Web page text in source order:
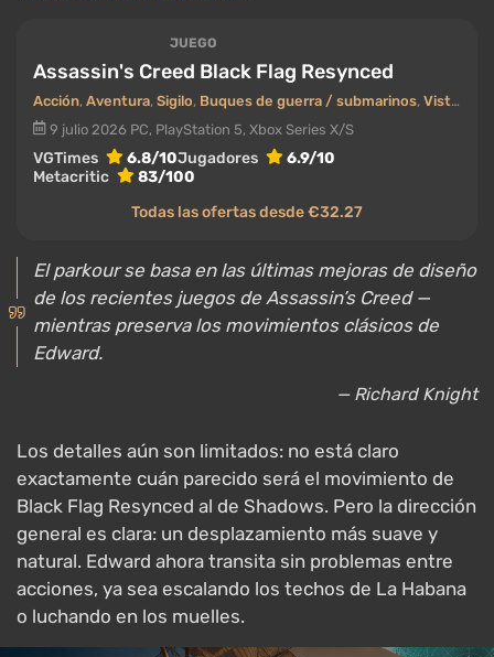
JUEGO
Assassin's Creed Black Flag Resynced
Acción, Aventura, Sigilo, Buques de guerra / submarinos, Vista en tercera persona
9 julio 2026 PC, PlayStation 5, Xbox Series X/S
VGTimes 6.8/10Jugadores
6.9/10
Metacritic
83/100
Todas las ofertas desde €32.27
El parkour se basa en las últimas mejoras de diseño
de los recientes juegos de Assassin’s Creed —
mientras preserva los movimientos clásicos de
Edward.
— Richard Knight
Los detalles aún son limitados: no está claro
exactamente cuán parecido será el movimiento de
Black Flag Resynced al de Shadows. Pero la dirección
general es clara: un desplazamiento más suave y
natural. Edward ahora transita sin problemas entre
acciones, ya sea escalando los techos de La Habana
o luchando en los muelles.